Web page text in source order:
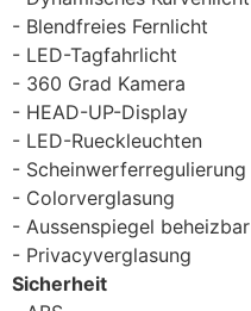
Blendfreies Fernlicht
LED-Tagfahrlicht
360 Grad Kamera
HEAD-UP-Display
LED-Rueckleuchten
Scheinwerferregulierung
Colorverglasung
Aussenspiegel beheizbar
Privacyverglasung
Sicherheit